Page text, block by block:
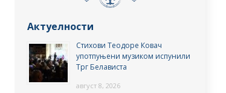
Актуелности
Стихови Теодоре Ковач
употпуњени музиком испунили
Трг Белависта
август 8, 2026